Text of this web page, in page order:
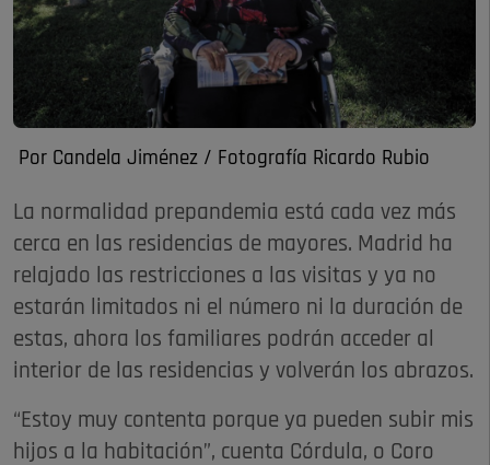
Por Candela Jiménez / Fotografía Ricardo Rubio
La normalidad prepandemia está cada vez más
cerca en las residencias de mayores. Madrid ha
relajado las restricciones a las visitas y ya no
estarán limitados ni el número ni la duración de
estas, ahora los familiares podrán acceder al
interior de las residencias y volverán los abrazos.
“Estoy muy contenta porque ya pueden subir mis
hijos a la habitación”, cuenta Córdula, o Coro